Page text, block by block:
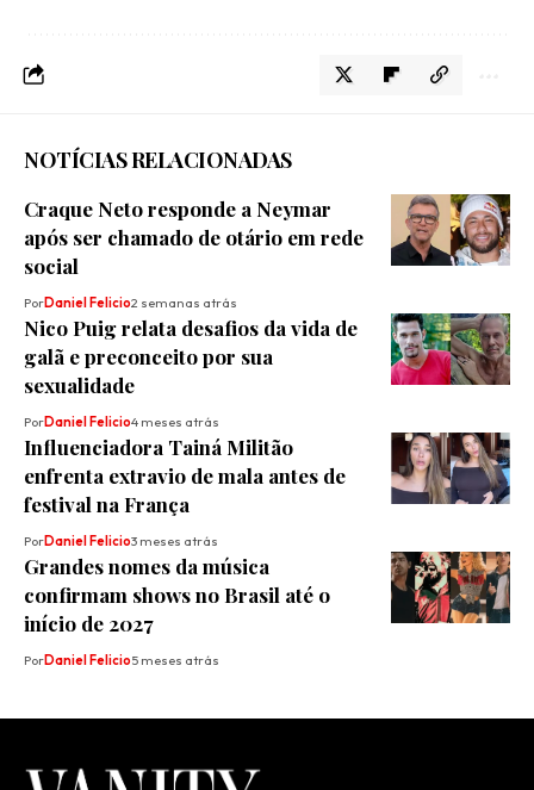
NOTÍCIAS RELACIONADAS
Craque Neto responde a Neymar
após ser chamado de otário em rede
social
PorDaniel Felicio2 semanas atrás
Nico Puig relata desafios da vida de
galã e preconceito por sua
sexualidade
PorDaniel Felicio4 meses atrás
Influenciadora Tainá Militão
enfrenta extravio de mala antes de
festival na França
PorDaniel Felicio3 meses atrás
Grandes nomes da música
confirmam shows no Brasil até o
início de 2027
PorDaniel Felicio5 meses atrás